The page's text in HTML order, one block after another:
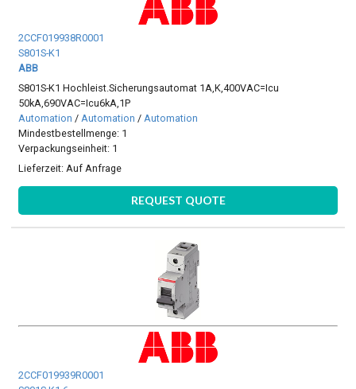
2CCF019938R0001
S801S-K1
ABB
S801S-K1 Hochleist.Sicherungsautomat 1A,K,400VAC=Icu
50kA,690VAC=Icu6kA,1P
Automation / Automation / Automation
Mindestbestellmenge: 1
Verpackungseinheit: 1
Lieferzeit:Auf Anfrage
REQUEST QUOTE
2CCF019939R0001